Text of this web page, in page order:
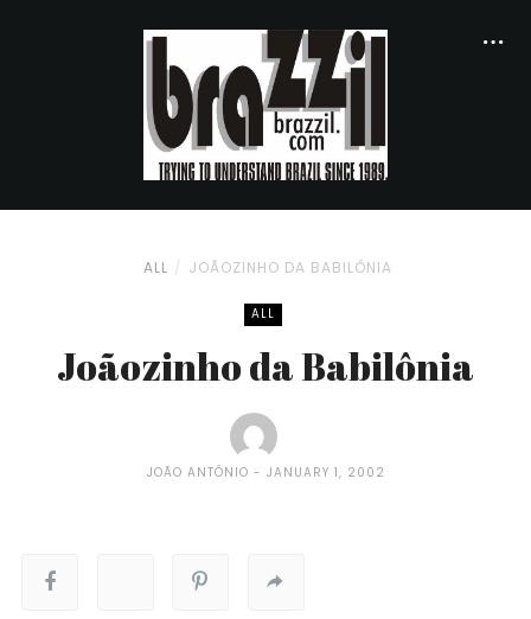
ALL JOÃOZINHO DA BABILÔNIA
ALL
Joãozinho da Babilônia
JOÃO ANTÔNIO JANUARY 1, 2002